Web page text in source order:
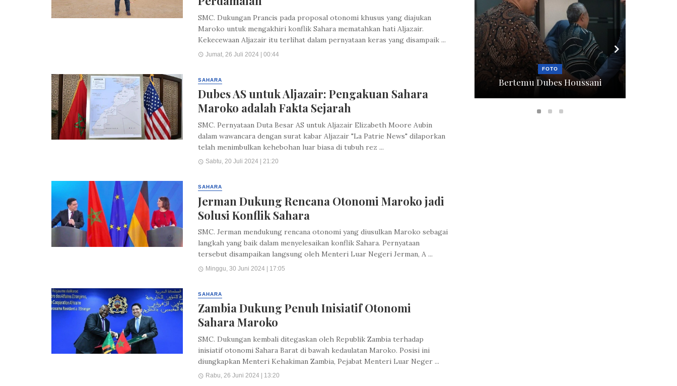
SMC. Dukungan Prancis pada proposal otonomi khusus yang diajukan
Maroko untuk mengakhiri konflik Sahara mematahkan hati Aljazair.
Kekecewaan Aljazair itu terlihat dalam pernyataan keras yang disampaik ...
Jumat, 26 Juli 2024 | 00:44
SAHARA
Dubes AS untuk Aljazair: Pengakuan Sahara
Maroko adalah Fakta Sejarah
SMC. Pernyataan Duta Besar AS untuk Aljazair Elizabeth Moore Aubin
dalam wawancara dengan surat kabar Aljazair "La Patrie News" dilaporkan
telah menimbulkan kehebohan luar biasa di tubuh rez ...
Sabtu, 20 Juli 2024 | 21:20
SAHARA
Jerman Dukung Rencana Otonomi Maroko jadi
Solusi Konflik Sahara
SMC. Jerman mendukung rencana otonomi yang diusulkan Maroko sebagai
langkah yang baik dalam menyelesaikan konflik Sahara. Pernyataan
tersebut disampaikan langsung oleh Menteri Luar Negeri Jerman, A ...
Minggu, 30 Juni 2024 | 17:05
SAHARA
Zambia Dukung Penuh Inisiatif Otonomi
Sahara Maroko
SMC. Dukungan kembali ditegaskan oleh Republik Zambia terhadap
inisiatif otonomi Sahara Barat di bawah kedaulatan Maroko. Posisi ini
diungkapkan Menteri Kehakiman Zambia, Pejabat Menteri Luar Neger ...
Rabu, 26 Juni 2024 | 13:20
FOTO
Bertemu Dubes Houssani